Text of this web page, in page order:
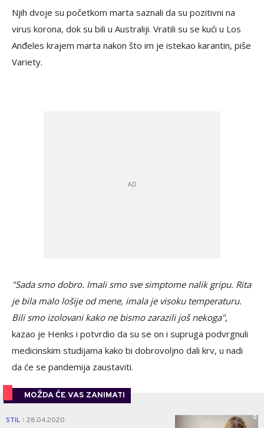
Njih dvoje su početkom marta saznali da su pozitivni na
virus korona, dok su bili u Australiji. Vratili su se kući u Los
Anđeles krajem marta nakon što im je istekao karantin, piše
Variety.
"Sada smo dobro. Imali smo sve simptome nalik gripu. Rita
je bila malo lošije od mene, imala je visoku temperaturu.
Bili smo izolovani kako ne bismo zarazili još nekoga",
kazao je Henks i potvrdio da su se on i supruga podvrgnuli
medicinskim studijama kako bi dobrovoljno dali krv, u nadi
da će se pandemija zaustaviti.
MOŽDA ĆE VAS ZANIMATI
STIL 28.04.2020. 0